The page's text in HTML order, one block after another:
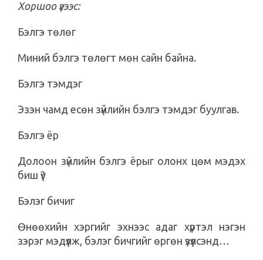
Хоршоо үгээс:
Бэлгэ төлөг
Миний бэлгэ төлөгт мөн сайн байна.
Бэлгэ тэмдэг
Эзэн чамд есөн зүйлийн бэлгэ тэмдэг буулгав.
Бэлгэ ёр
Долоон зүйлийн бэлгэ ёрыг олонх цөм мэдэх
биш үү?
Бэлэг бичиг
Өнөөхийн хэргийг эхнээс адаг хүртэл нэгэн
зэрэг мэдүүлж, бэлэг бичгийг өргөн үзүүлсэнд…